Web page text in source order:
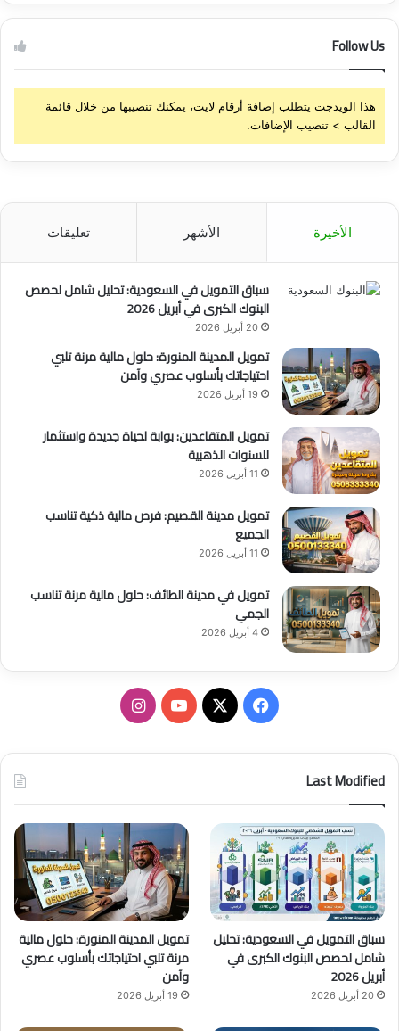
ي
ي
ا
ل
ا
ا
و
ر
ك
ة
Follow Us
هذا الويدجت يتطلب إضافة أرقام لايت، يمكنك تنصيبها من خلال قائمة
القالب > تنصيب الإضافات.
الأخيرة الأشهر تعليقات
سباق التمويل في السعودية: تحليل شامل لحصص
البنوك الكبرى في أبريل 2026
20 أبريل 2026
تمويل المدينة المنورة: حلول مالية مرنة تلبي
احتياجاتك بأسلوب عصري وآمن
19 أبريل 2026
تمويل المتقاعدين: بوابة لحياة جديدة واستثمار
للسنوات الذهبية
11 أبريل 2026
تمويل مدينة القصيم: فرص مالية ذكية تناسب
الجميع
11 أبريل 2026
تمويل في مدينة الطائف: حلول مالية مرنة تناسب
الجمي
4 أبريل 2026
ك
T
u
b
e
ق
ر
ا
م
Last Modified
سباق التمويل في السعودية: تحليل
شامل لحصص البنوك الكبرى في
أبريل 2026
20 أبريل 2026
تمويل المدينة المنورة: حلول مالية
مرنة تلبي احتياجاتك بأسلوب عصري
وآمن
19 أبريل 2026